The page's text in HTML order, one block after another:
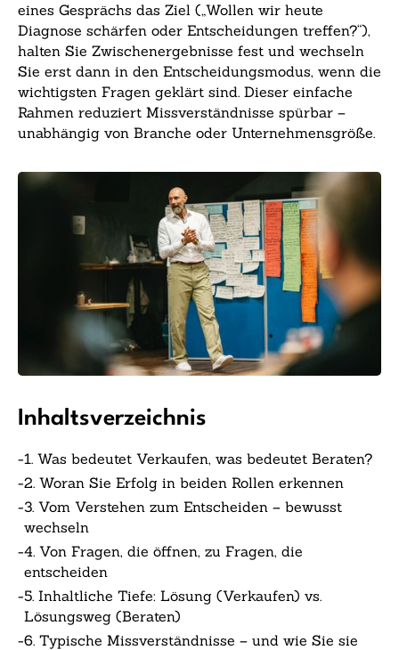
eines Gesprächs das Ziel („Wollen wir heute
Diagnose schärfen oder Entscheidungen treffen?“),
halten Sie Zwischenergebnisse fest und wechseln
Sie erst dann in den Entscheidungsmodus, wenn die
wichtigsten Fragen geklärt sind. Dieser einfache
Rahmen reduziert Missverständnisse spürbar –
unabhängig von Branche oder Unternehmensgröße.
Inhaltsverzeichnis
-1. Was bedeutet Verkaufen, was bedeutet Beraten?
-2. Woran Sie Erfolg in beiden Rollen erkennen
-3. Vom Verstehen zum Entscheiden – bewusst
wechseln
-4. Von Fragen, die öffnen, zu Fragen, die
entscheiden
-5. Inhaltliche Tiefe: Lösung (Verkaufen) vs.
Lösungsweg (Beraten)
-6. Typische Missverständnisse – und wie Sie sie